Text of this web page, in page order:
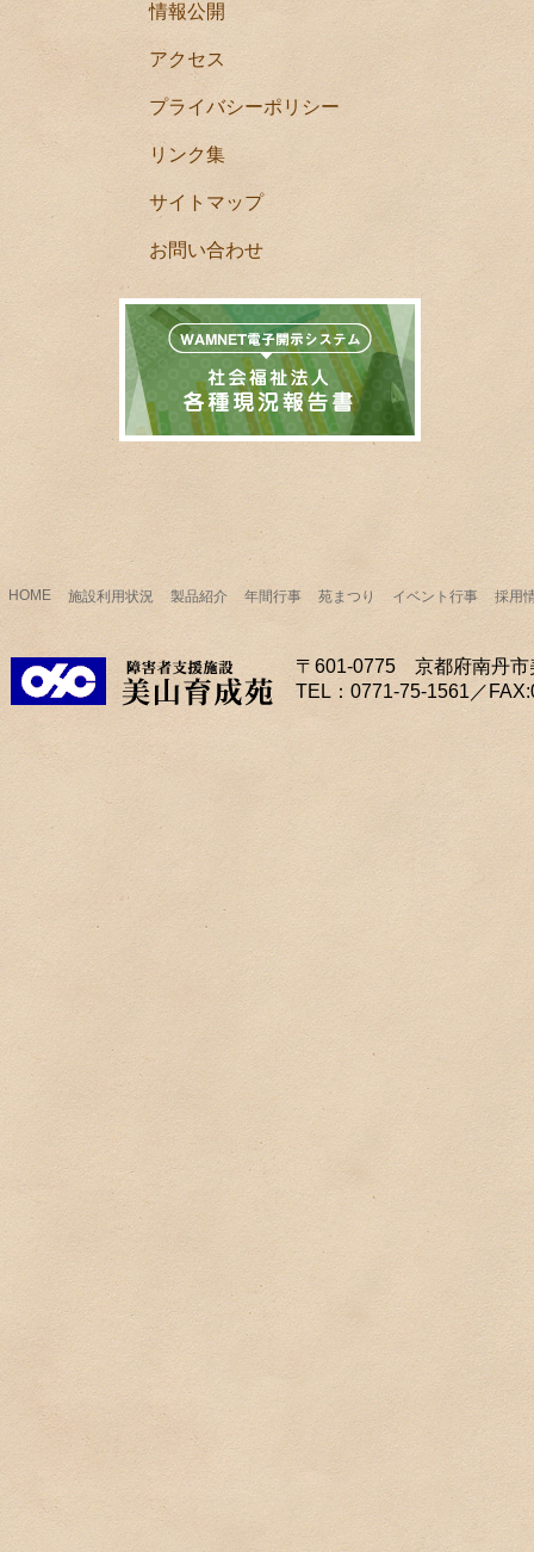
情報公開
アクセス
プライバシーポリシー
リンク集
サイトマップ
お問い合わせ
HOME 施設利用状況 製品紹介 年間行事 苑まつり イベント行事 採用
〒601-0775 京都府南丹市
TEL：0771-75-1561／